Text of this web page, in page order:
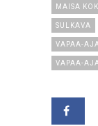
MAISA
SULKAVA
VAPAA-
VAPAA-